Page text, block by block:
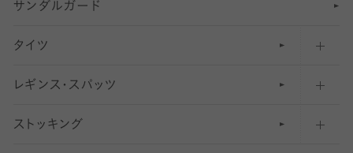
足袋ソックス・靴下
無地・プレーンソックス・靴下
柄ソックス・靴下
スニーカー（くるぶし）用ソックス
フットカバー・カバーソックス（深め）
フットカバー・カバーソックス（ふつう）
フットカバー・カバーソックス（浅め）
サンダルガード
タイツ
30デニール以下のタイツ（薄手タイツ）
31〜40デニールタイツ
レギンス・スパッツ
柄レギンス
ストッキング